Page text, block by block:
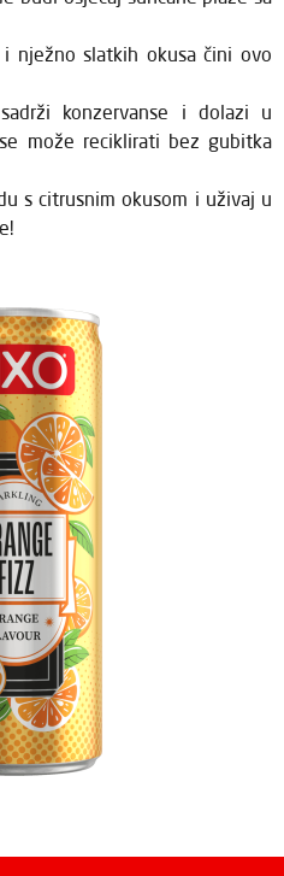
nježno slatkih okusa čini ovo
konzervanse i dolazi u
može reciklirati bez gubitka
s citrusnim okusom i uživaj u